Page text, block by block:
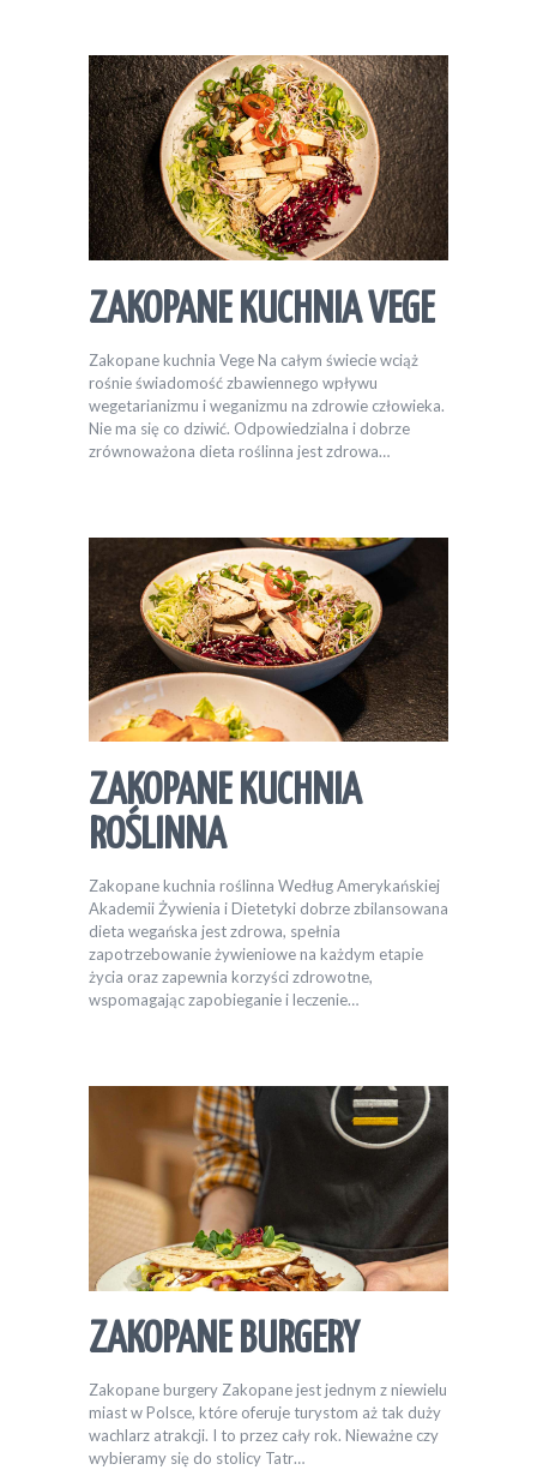
ZAKOPANE KUCHNIA VEGE
Zakopane kuchnia Vege Na całym świecie wciąż
rośnie świadomość zbawiennego wpływu
wegetarianizmu i weganizmu na zdrowie człowieka.
Nie ma się co dziwić. Odpowiedzialna i dobrze
zrównoważona dieta roślinna jest zdrowa…
ZAKOPANE KUCHNIA
ROŚLINNA
Zakopane kuchnia roślinna Według Amerykańskiej
Akademii Żywienia i Dietetyki dobrze zbilansowana
dieta wegańska jest zdrowa, spełnia
zapotrzebowanie żywieniowe na każdym etapie
życia oraz zapewnia korzyści zdrowotne,
wspomagając zapobieganie i leczenie…
ZAKOPANE BURGERY
Zakopane burgery Zakopane jest jednym z niewielu
miast w Polsce, które oferuje turystom aż tak duży
wachlarz atrakcji. I to przez cały rok. Nieważne czy
wybieramy się do stolicy Tatr…